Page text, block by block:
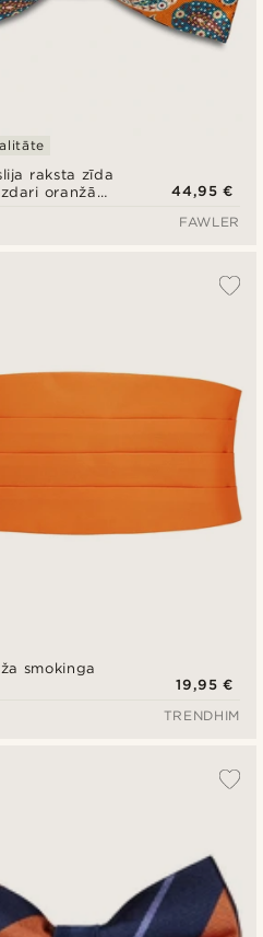
raksta zīda
oranžā
44,95 €
FAWLER
smokinga
19,95 €
TRENDHIM